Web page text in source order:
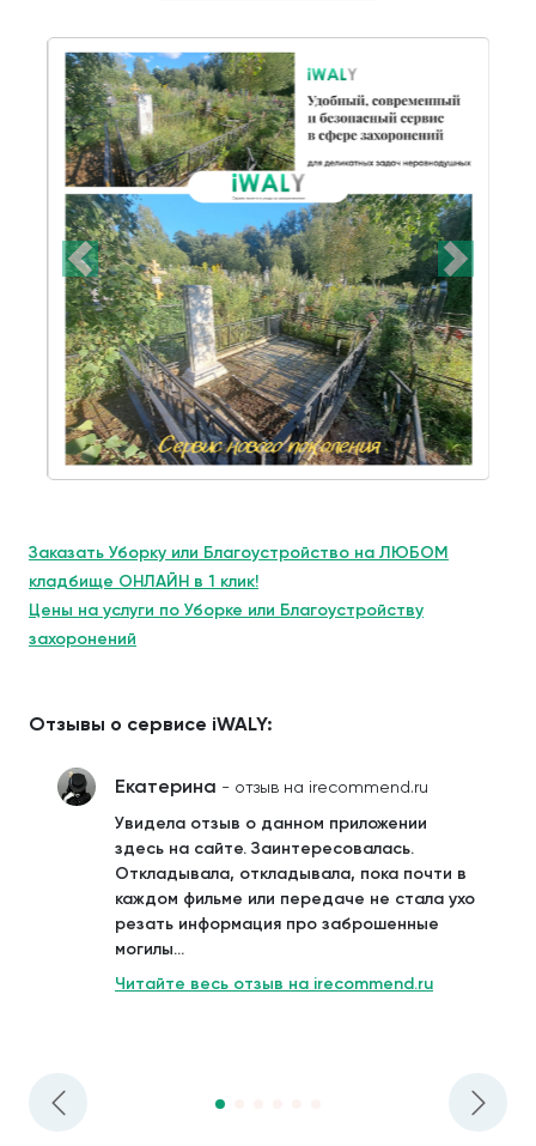
Заказать Уборку или Благоустройство на ЛЮБОМ
кладбище ОНЛАЙН в 1 клик!
Цены на услуги по Уборке или Благоустройству
захоронений
Отзывы о сервисе iWALY:
Екатерина - отзыв на irecommend.ru
Увидела отзыв о данном приложении
здесь на сайте. Заинтересовалась.
Откладывала, откладывала, пока почти в
каждом фильме или передаче не стала ухо
резать информация про заброшенные
могилы...
Читайте весь отзыв на irecommend.ru